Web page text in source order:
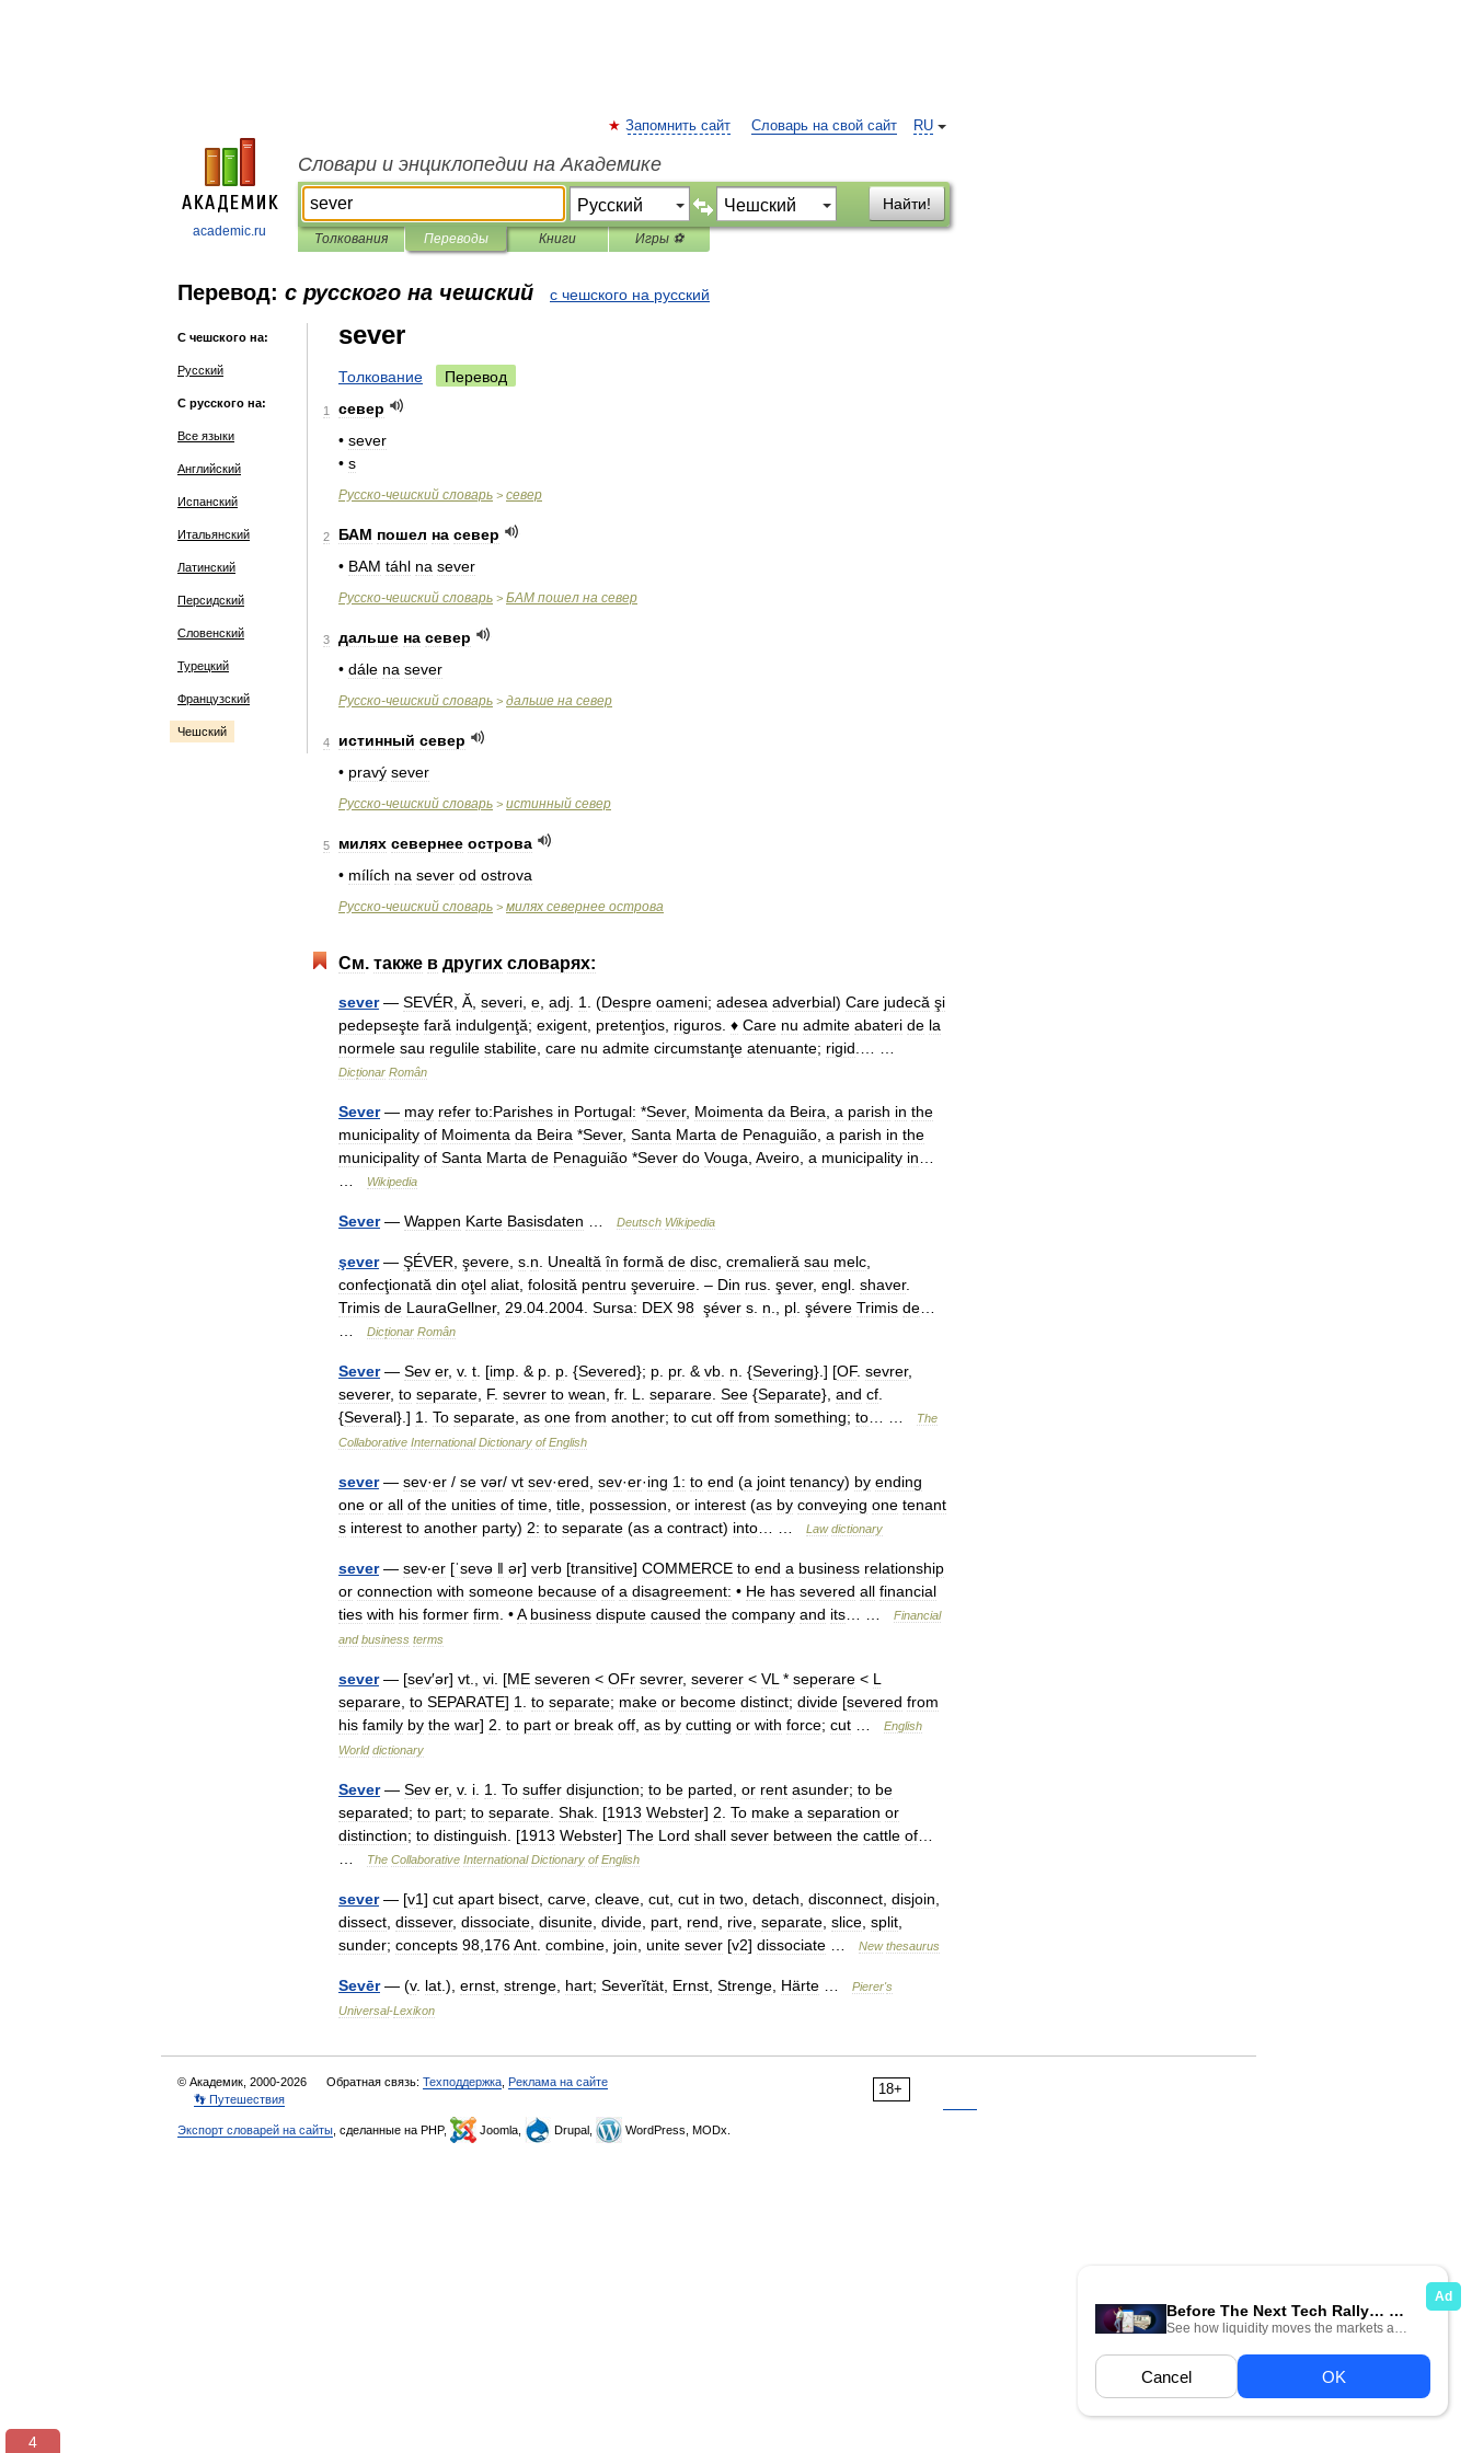
academic.ru
RU
Запомнить сайт Словарь на свой сайт
Словари и энциклопедии на Академике
Найти!
Толкования Переводы Книги Игры ⚽
Перевод: с русского на чешский с чешского на русский
С чешского на:
Русский
С русского на:
Все языки
Английский
Испанский
Итальянский
Латинский
Персидский
Словенский
Турецкий
Французский
Чешский
sever
Толкование Перевод
1
север
• sever
• s
Русско-чешский словарь > север
2 БАМ пошел на север
• BAM táhl na sever
Русско-чешский словарь > БАМ пошел на север
3 дальше на север
• dále na sever
Русско-чешский словарь > дальше на север
4 истинный север
• pravý sever
Русско-чешский словарь > истинный север
5 милях севернее острова
• mílích na sever od ostrova
Русско-чешский словарь > милях севернее острова
См. также в других словарях:
sever— SEVÉR Ă severi e adj 1 . (Despre oameni; adesea adverbial) Care judecă şi
pedepseşte fară indulgenţă; exigent pretenţios riguros ♦ Care nu admite abateri de la
normele sau regulile stabilite care nu admite circumstanţe atenuante; rigid
Dicționar Român
Sever— may refer to:Parishes in Portugal: *Sever, Moimenta da Beira a parish in the
municipality of Moimenta da Beira *Sever, Santa Marta de Penaguião a parish in the
municipality of Santa Marta de Penaguião *Sever do Vouga Aveiro a municipality in
Wikipedia
Sever— Wappen Karte Basisdaten Deutsch Wikipedia
şever— ŞÉVER şevere s n Unealtă în formă de disc cremalieră sau melc
confecţionată din oţel aliat folosită pentru şeveruire . – Din rus şever, engl shaver.
Trimis de LauraGellner, 29 04 2004 Sursa: DEX 98 şéver s n pl şévere Trimis de
Dicționar Român
Sever— Sev er, v. t . [imp . & p p . {Severed}; p pr. & vb n . {Severing}.] [OF. sevrer,
severer, to separate F. sevrer to wean fr. L separare See {Separate}, and cf
{Several}.] 1 To separate as one from another; to cut off from something; to
The
Collaborative International Dictionary of English
sever— sev·er / se vər/ vt sev·ered sev·er·ing 1: to end (a joint tenancy) by ending
one or all of the unities of time title possession or interest (as by conveying one tenant
s interest to another party) 2: to separate (as a contract) into Law dictionary
sever— sev‧er [ˈsevə ǁ ər] verb [transitive] COMMERCE to end a business relationship
or connection with someone because of a disagreement: • He has severed all financial
ties with his former firm . •A business dispute caused the company and its
Financial
and business terms
sever— [sev′ər] vt vi . [ME severen < OFr sevrer, severer < VL * seperare < L
separare to SEPARATE] 1 to separate; make or become distinct; divide [severed from
his family by the war] 2 to part or break off as by cutting or with force; cut
English
World dictionary
Sever— Sev er, v. i 1 To suffer disjunction; to be parted or rent asunder; to be
separated; to part; to separate Shak . [1913 Webster] 2 To make a separation or
distinction; to distinguish . [1913 Webster] The Lord shall sever between the cattle of
The Collaborative International Dictionary of English
sever— [v1] cut apart bisect carve cleave cut cut in two detach disconnect disjoin
dissect dissever, dissociate disunite divide part rend rive separate slice split
sunder; concepts 98 176Ant combine join unite sever [v2] dissociate New thesaurus
Sevēr— (v. lat .), ernst strenge hart; Severĭtät Ernst Strenge Härte Pierer's
Universal-Lexikon
18+
© Академик, 2000-2026 Обратная связь: Техподдержка Реклама на сайте
👣 Путешествия
Экспорт словарей на сайты , сделанные на PHP, Joomla, Drupal, WordPress, MODx.
3